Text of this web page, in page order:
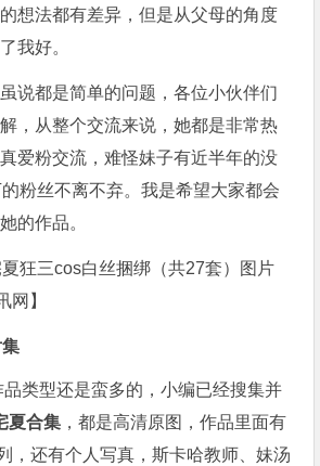
想法都有差异，但是从父母的角度
我好。
说都是简单的问题，各位小伙伴们
，从整个交流来说，她都是非常热
爱粉交流，难怪妹子有近半年的没
粉丝不离不弃。我是希望大家都会
的作品。
类型还是蛮多的，小编已经搜集并
夏合集 ，都是高清原图，作品里面有
，还有个人写真，斯卡哈教师、妹汤